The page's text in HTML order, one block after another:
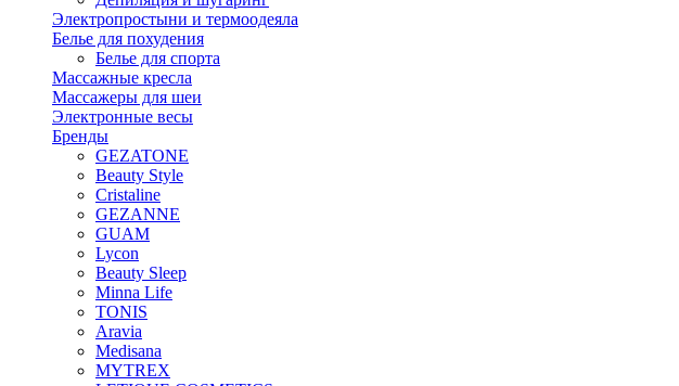
Электропростыни и термоодеяла
Белье для похудения
Белье для спорта
Массажные кресла
Массажеры для шеи
Электронные весы
Бренды
GEZATONE
Beauty Style
Cristaline
GEZANNE
GUAM
Lycon
Beauty Sleep
Minna Life
TONIS
Aravia
Medisana
MYTREX